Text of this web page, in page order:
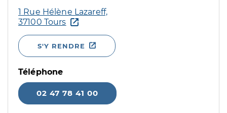
1 Rue Hélène Lazareff,
37100 Tours
S'Y RENDRE
Téléphone
02 47 78 41 00